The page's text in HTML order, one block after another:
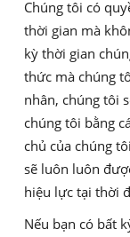
Chúng tôi có
thời gian mà
kỳ thời gian
thức mà chúng
nhân, chúng tôi
chúng tôi bằng
chủ của chúng
sẽ luôn luôn
hiệu lực tại thời
Nếu bạn có bất